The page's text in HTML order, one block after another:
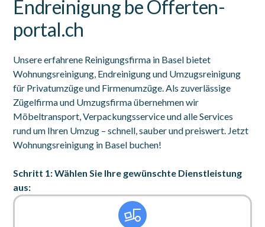
Endreinigung be Offerten-
portal.ch
Unsere erfahrene Reinigungsfirma in Basel bietet
Wohnungsreinigung, Endreinigung und Umzugsreinigung
für Privatumzüge und Firmenumzüge. Als zuverlässige
Zügelfirma und Umzugsfirma übernehmen wir
Möbeltransport, Verpackungsservice und alle Services
rund um Ihren Umzug – schnell, sauber und preiswert. Jetzt
Wohnungsreinigung in Basel buchen!
Schritt 1: Wählen Sie Ihre gewünschte Dienstleistung
aus: